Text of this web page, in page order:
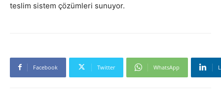
teslim sistem çözümleri sunuyor.
Facebook Twitter WhatsApp